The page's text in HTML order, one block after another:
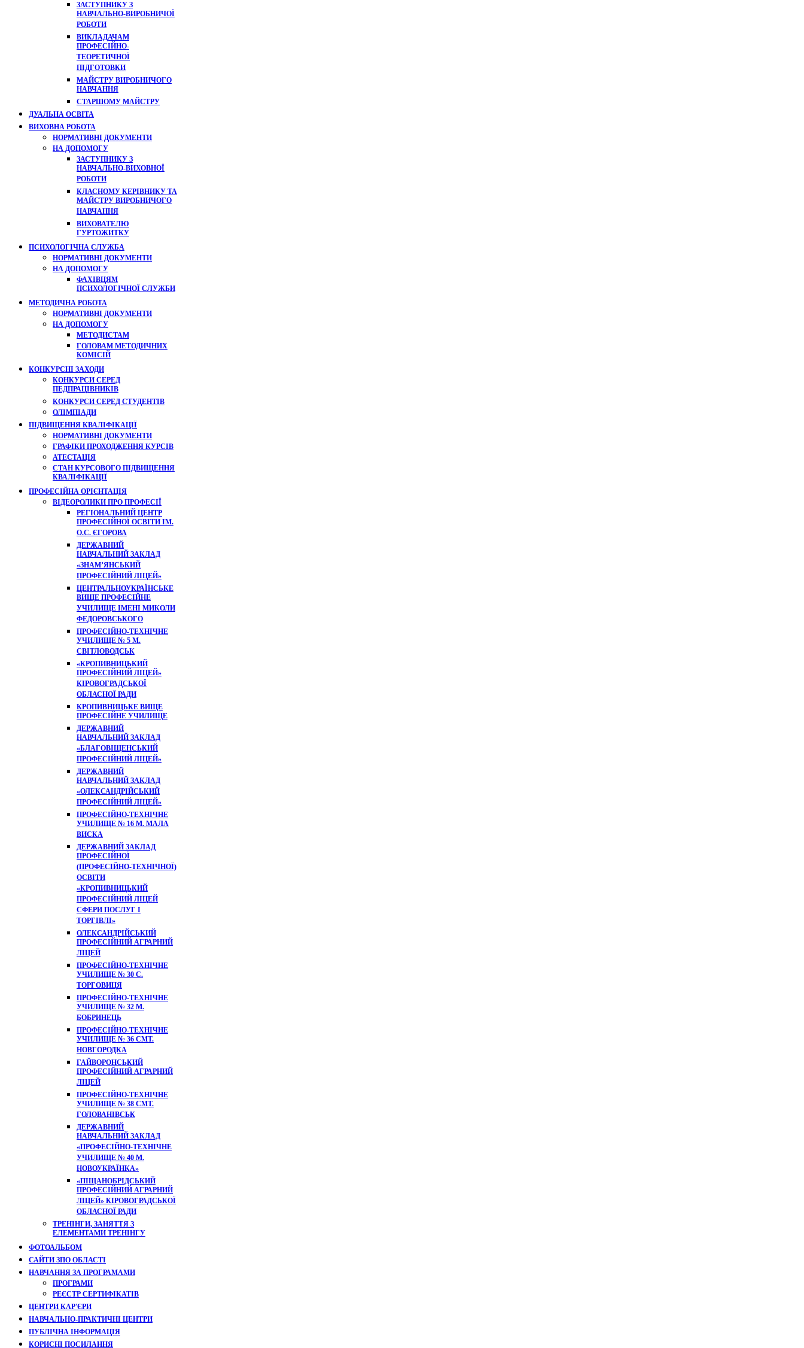
ЗАСТУПНИКУ З
НАВЧАЛЬНО-ВИРОБНИЧОЇ
РОБОТИ
ВИКЛАДАЧАМ
ПРОФЕСІЙНО-
ТЕОРЕТИЧНОЇ
ПІДГОТОВКИ
МАЙСТРУ ВИРОБНИЧОГО
НАВЧАННЯ
СТАРШОМУ МАЙСТРУ
ДУАЛЬНА ОСВІТА
ВИХОВНА РОБОТА
НОРМАТИВНІ ДОКУМЕНТИ
НА ДОПОМОГУ
ЗАСТУПНИКУ З
НАВЧАЛЬНО-ВИХОВНОЇ
РОБОТИ
КЛАСНОМУ КЕРІВНИКУ ТА
МАЙСТРУ ВИРОБНИЧОГО
НАВЧАННЯ
ВИХОВАТЕЛЮ
ГУРТОЖИТКУ
ПСИХОЛОГІЧНА СЛУЖБА
НОРМАТИВНІ ДОКУМЕНТИ
НА ДОПОМОГУ
ФАХІВЦЯМ
ПСИХОЛОГІЧНОЇ СЛУЖБИ
МЕТОДИЧНА РОБОТА
НОРМАТИВНІ ДОКУМЕНТИ
НА ДОПОМОГУ
МЕТОДИСТАМ
ГОЛОВАМ МЕТОДИЧНИХ
КОМІСІЙ
КОНКУРСНІ ЗАХОДИ
КОНКУРСИ СЕРЕД
ПЕДПРАЦІВНИКІВ
КОНКУРСИ СЕРЕД СТУДЕНТІВ
ОЛІМПІАДИ
ПІДВИЩЕННЯ КВАЛІФІКАЦІЇ
НОРМАТИВНІ ДОКУМЕНТИ
ГРАФІКИ ПРОХОДЖЕННЯ КУРСІВ
АТЕСТАЦІЯ
СТАН КУРСОВОГО ПІДВИЩЕННЯ
КВАЛІФІКАЦІЇ
ПРОФЕСІЙНА ОРІЄНТАЦІЯ
ВІДЕОРОЛИКИ ПРО ПРОФЕСІЇ
РЕГІОНАЛЬНИЙ ЦЕНТР
ПРОФЕСІЙНОЇ ОСВІТИ ІМ.
О.С. ЄГОРОВА
ДЕРЖАВНИЙ
НАВЧАЛЬНИЙ ЗАКЛАД
«ЗНАМ’ЯНСЬКИЙ
ПРОФЕСІЙНИЙ ЛІЦЕЙ»
ЦЕНТРАЛЬНОУКРАЇНСЬКЕ
ВИЩЕ ПРОФЕСІЙНЕ
УЧИЛИЩЕ ІМЕНІ МИКОЛИ
ФЕДОРОВСЬКОГО
ПРОФЕСІЙНО-ТЕХНІЧНЕ
УЧИЛИЩЕ № 5 М.
СВІТЛОВОДСЬК
«КРОПИВНИЦЬКИЙ
ПРОФЕСІЙНИЙ ЛІЦЕЙ»
КІРОВОГРАДСЬКОЇ
ОБЛАСНОЇ РАДИ
КРОПИВНИЦЬКЕ ВИЩЕ
ПРОФЕСІЙНЕ УЧИЛИЩЕ
ДЕРЖАВНИЙ
НАВЧАЛЬНИЙ ЗАКЛАД
«БЛАГОВІЩЕНСЬКИЙ
ПРОФЕСІЙНИЙ ЛІЦЕЙ»
ДЕРЖАВНИЙ
НАВЧАЛЬНИЙ ЗАКЛАД
«ОЛЕКСАНДРІЙСЬКИЙ
ПРОФЕСІЙНИЙ ЛІЦЕЙ»
ПРОФЕСІЙНО-ТЕХНІЧНЕ
УЧИЛИЩЕ № 16 М. МАЛА
ВИСКА
ДЕРЖАВНИЙ ЗАКЛАД
ПРОФЕСІЙНОЇ
(ПРОФЕСІЙНО-ТЕХНІЧНОЇ)
ОСВІТИ
«КРОПИВНИЦЬКИЙ
ПРОФЕСІЙНИЙ ЛІЦЕЙ
СФЕРИ ПОСЛУГ І
ТОРГІВЛІ»
ОЛЕКСАНДРІЙСЬКИЙ
ПРОФЕСІЙНИЙ АГРАРНИЙ
ЛІЦЕЙ
ПРОФЕСІЙНО-ТЕХНІЧНЕ
УЧИЛИЩЕ № 30 С.
ТОРГОВИЦЯ
ПРОФЕСІЙНО-ТЕХНІЧНЕ
УЧИЛИЩЕ № 32 М.
БОБРИНЕЦЬ
ПРОФЕСІЙНО-ТЕХНІЧНЕ
УЧИЛИЩЕ № 36 СМТ.
НОВГОРОДКА
ГАЙВОРОНСЬКИЙ
ПРОФЕСІЙНИЙ АГРАРНИЙ
ЛІЦЕЙ
ПРОФЕСІЙНО-ТЕХНІЧНЕ
УЧИЛИЩЕ № 38 СМТ.
ГОЛОВАНІВСЬК
ДЕРЖАВНИЙ
НАВЧАЛЬНИЙ ЗАКЛАД
«ПРОФЕСІЙНО-ТЕХНІЧНЕ
УЧИЛИЩЕ № 40 М.
НОВОУКРАЇНКА»
«ПІЩАНОБРІДСЬКИЙ
ПРОФЕСІЙНИЙ АГРАРНИЙ
ЛІЦЕЙ» КІРОВОГРАДСЬКОЇ
ОБЛАСНОЇ РАДИ
ТРЕНІНГИ, ЗАНЯТТЯ З
ЕЛЕМЕНТАМИ ТРЕНІНГУ
ФОТОАЛЬБОМ
САЙТИ ЗПО ОБЛАСТІ
НАВЧАННЯ ЗА ПРОГРАМАМИ
ПРОГРАМИ
РЕЄСТР СЕРТИФІКАТІВ
ЦЕНТРИ КАР'ЄРИ
НАВЧАЛЬНО-ПРАКТИЧНІ ЦЕНТРИ
ПУБЛІЧНА ІНФОРМАЦІЯ
КОРИСНІ ПОСИЛАННЯ